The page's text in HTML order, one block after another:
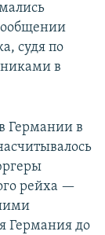
судя по
в
Германии в
рейха —
Германия до